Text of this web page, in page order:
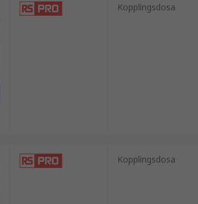
Kopplingsdosa
Kopplingsdosa